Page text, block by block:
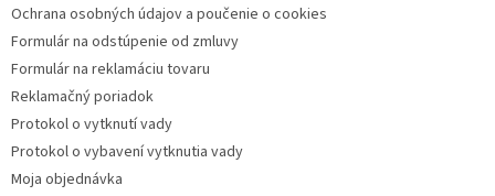
Ochrana osobných údajov a poučenie o cookies
Formulár na odstúpenie od zmluvy
Formulár na reklamáciu tovaru
Reklamačný poriadok
Protokol o vytknutí vady
Protokol o vybavení vytknutia vady
Moja objednávka